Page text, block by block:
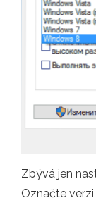
Zbývá jen
Označte